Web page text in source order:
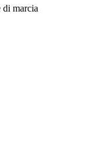
di marcia